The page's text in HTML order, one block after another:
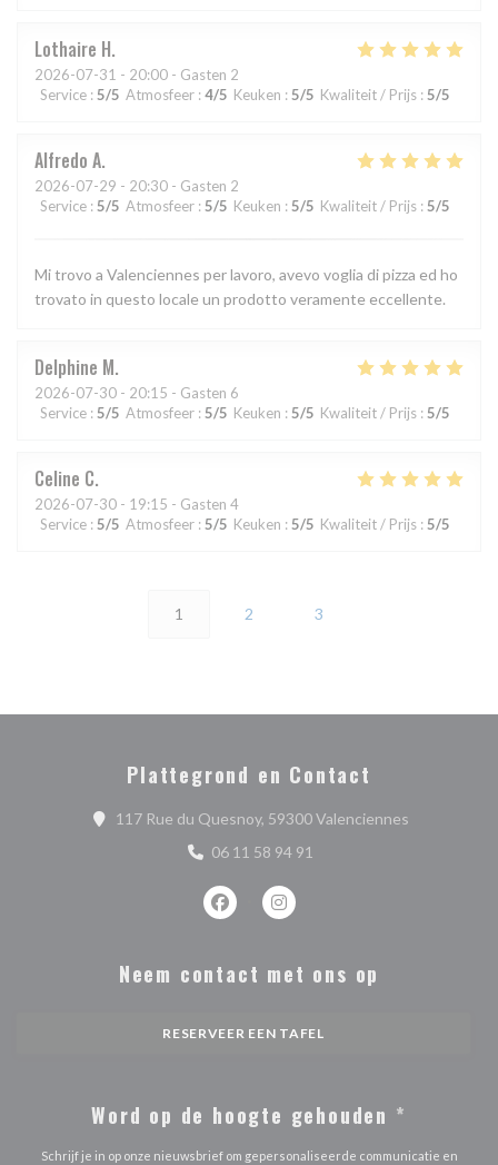
Lothaire H
2026-07-31 - 20:00 - Gasten 2
Service : 5/5 Atmosfeer : 4/5 Keuken : 5/5 Kwaliteit / Prijs : 5/5
Alfredo A
2026-07-29 - 20:30 - Gasten 2
Service : 5/5 Atmosfeer : 5/5 Keuken : 5/5 Kwaliteit / Prijs : 5/5
Mi trovo a Valenciennes per lavoro, avevo voglia di pizza ed ho
trovato in questo locale un prodotto veramente eccellente.
Delphine M
2026-07-30 - 20:15 - Gasten 6
Service : 5/5 Atmosfeer : 5/5 Keuken : 5/5 Kwaliteit / Prijs : 5/5
Celine C
2026-07-30 - 19:15 - Gasten 4
Service : 5/5 Atmosfeer : 5/5 Keuken : 5/5 Kwaliteit / Prijs : 5/5
1 2 3
Plattegrond en Contact
117 Rue du Quesnoy, 59300 Valenciennes((opent in
06 11 58 94 91
Facebook ((opent in een nieuw
Instagram ((opent in een
Neem contact met ons op
RESERVEER EEN TAFEL
Word op de hoogte gehouden *
Schrijf je in op onze nieuwsbrief om gepersonaliseerde communicatie en